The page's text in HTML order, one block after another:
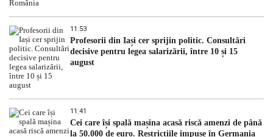
11:53
Profesorii din Iași cer sprijin politic. Consultări
decisive pentru legea salarizării, între 10 și 15
august
11:41
Cei care își spală mașina acasă riscă amenzi de până
la 50.000 de euro. Restricțiile impuse în Germania